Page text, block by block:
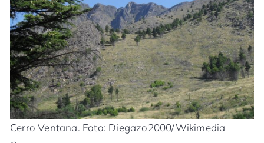
Cerro Ventana. Foto: Diegazo2000/Wikimedia